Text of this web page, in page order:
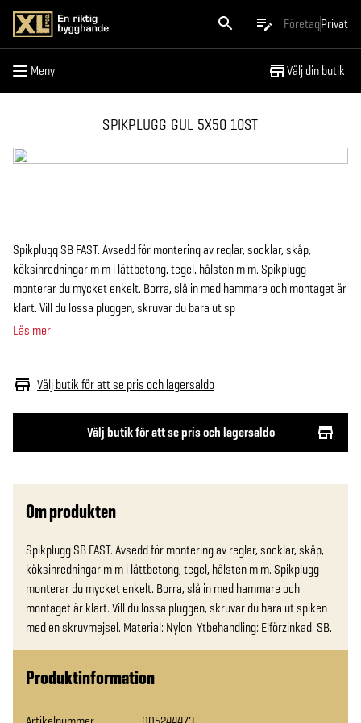
FöretagPrivat
Meny Välj din butik
Meny
SPIKPLUGG GUL 5X50 10ST
Välj butik för att se pris och lagersaldo
Välj butik för att se pris och lagersaldo
Spikplugg SB FAST. Avsedd för montering av reglar, socklar, skåp,
köksinredningar m m i lättbetong, tegel, hålsten m m. Spikplugg
monterar du mycket enkelt. Borra, slå in med hammare och montaget är
klart. Vill du lossa pluggen, skruvar du bara ut sp
Läs mer
Om produkten
Spikplugg SB FAST. Avsedd för montering av reglar, socklar, skåp,
köksinredningar m m i lättbetong, tegel, hålsten m m. Spikplugg
monterar du mycket enkelt. Borra, slå in med hammare och
montaget är klart. Vill du lossa pluggen, skruvar du bara ut spiken
med en skruvmejsel. Material: Nylon. Ytbehandling: Elförzinkad. SB.
Produktinformation